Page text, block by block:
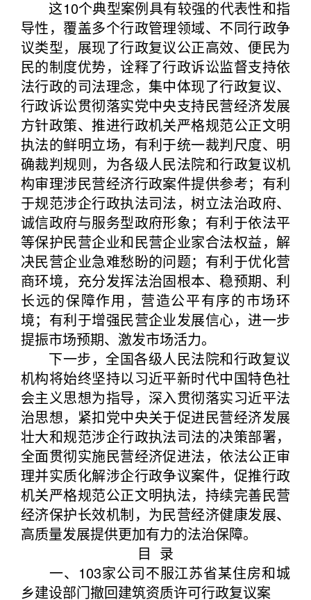
这10个典型案例具有较强的代表性和指
导性，覆盖多个行政管理领域、不同行政争
议类型，展现了行政复议公正高效、便民为
民的制度优势，诠释了行政诉讼监督支持依
法行政的司法理念，集中体现了行政复议、
行政诉讼贯彻落实党中央支持民营经济发展
方针政策、推进行政机关严格规范公正文明
执法的鲜明立场，有利于统一裁判尺度、明
确裁判规则，为各级人民法院和行政复议机
构审理涉民营经济行政案件提供参考；有利
于规范涉企行政执法司法，树立法治政府、
诚信政府与服务型政府形象；有利于依法平
等保护民营企业和民营企业家合法权益，解
决民营企业急难愁盼的问题；有利于优化营
商环境，充分发挥法治固根本、稳预期、利
长远的保障作用，营造公平有序的市场环
境；有利于增强民营企业发展信心，进一步
提振市场预期、激发市场活力。
下一步，全国各级人民法院和行政复议
机构将始终坚持以习近平新时代中国特色社
会主义思想为指导，深入贯彻落实习近平法
治思想，紧扣党中央关于促进民营经济发展
壮大和规范涉企行政执法司法的决策部署，
全面贯彻实施民营经济促进法，依法公正审
理并实质化解涉企行政争议案件，促推行政
机关严格规范公正文明执法，持续完善民营
经济保护长效机制，为民营经济健康发展、
高质量发展提供更加有力的法治保障。
目 录
一、103家公司不服江苏省某住房和城
乡建设部门撤回建筑资质许可行政复议案